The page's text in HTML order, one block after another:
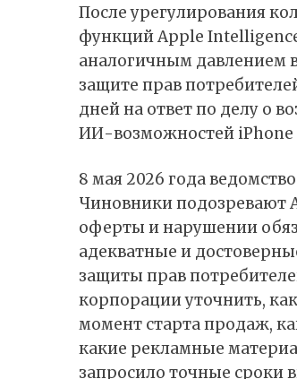
Послеурегулирования
функций Apple
аналогичным давлением
защите прав
дней на ответ по делу о
ИИ-возможностей iPhone
8 мая 2026 года
Чиновники подозревают
оферты и нарушении
адекватные и
защиты прав
корпорации уточнить,
момент старта продаж,
какие рекламные
запросило точные сроки